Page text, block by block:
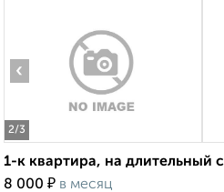
2/3
‹
1-к квартира, на длительный
8 000 ₽ в месяц